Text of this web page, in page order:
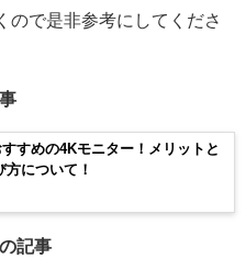
ので是非参考にしてくださ
すすめの4Kモニター！メリットと
について！
記事